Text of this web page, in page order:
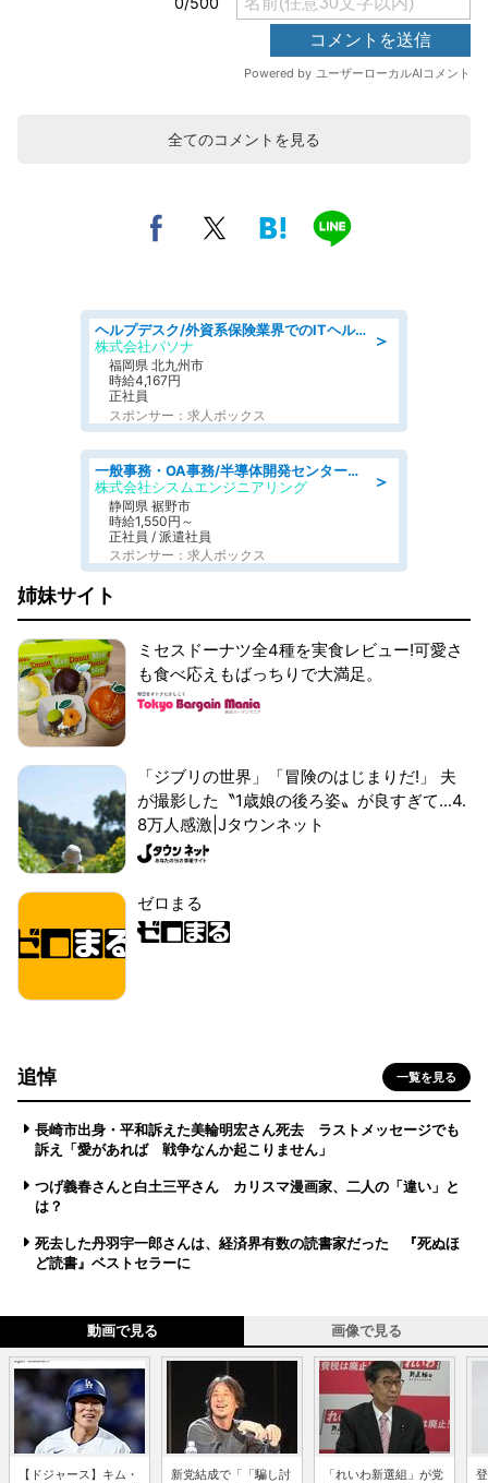
全てのコメントを見る
＞
ヘルプデスク/外資系保険業界でのITヘルプデスク業務/駅近/即日勤務可/ヘルプデスク
株式会社パソナ
福岡県 北九州市
時給4,167円
正社員
スポンサー：求人ボックス
＞
一般事務・OA事務/半導体開発センター内で事務&軽作業スタッフ、募集
株式会社シスムエンジニアリング
静岡県 裾野市
時給1,550円～
正社員 / 派遣社員
スポンサー：求人ボックス
姉妹サイト
ミセスドーナツ全4種を実食レビュー!可愛さ
も食べ応えもばっちりで大満足。
「ジブリの世界」「冒険のはじまりだ!」 夫
が撮影した〝1歳娘の後ろ姿〟が良すぎて...4.
8万人感激|Jタウンネット
ゼロまる
追悼 一覧を見る
長崎市出身・平和訴えた美輪明宏さん死去 ラストメッセージでも
訴え「愛があれば 戦争なんか起こりません」
つげ義春さんと白土三平さん カリスマ漫画家、二人の「違い」と
は？
死去した丹羽宇一郎さんは、経済界有数の読書家だった 『死ぬほ
ど読書』ベストセラーに
動画で見る 画像で見る
【ドジャース】キム・
新党結成で「「騙し討
「れいわ新選組」が党